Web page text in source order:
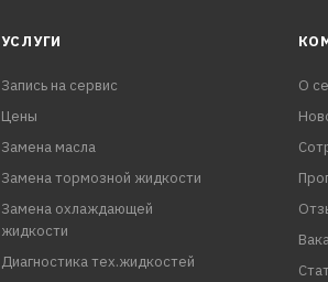
УСЛУГИ
Запись на сервис
Цены
Замена масла
Замена тормозной жидкости
Замена охлаждающей
жидкости
Диагностика тех.жидкостей
О